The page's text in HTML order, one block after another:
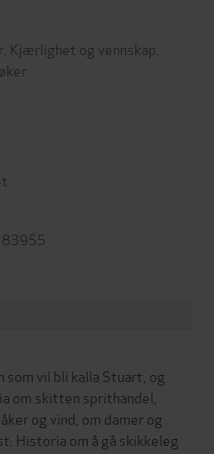
Kjærlighet og vennskap
vil bli kalla Stuart, og
om skitten sprithandel,
og vind, om damer og
Historia om å gå skikkeleg